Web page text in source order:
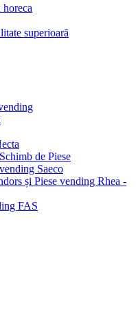
superioară
de Piese
Saeco
și Piese vending Rhea -
FAS